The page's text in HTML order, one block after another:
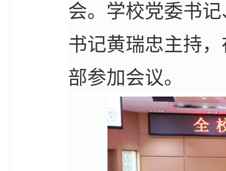
会。学校党委书
书记黄瑞忠主持
部参加会议。